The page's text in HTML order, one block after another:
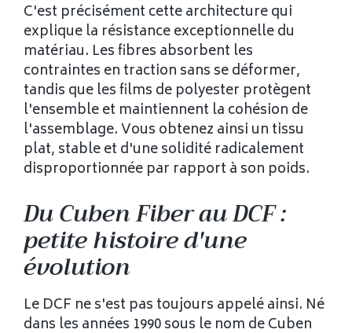
C'est précisément cette architecture qui
explique la résistance exceptionnelle du
matériau. Les fibres absorbent les
contraintes en traction sans se déformer,
tandis que les films de polyester protègent
l'ensemble et maintiennent la cohésion de
l'assemblage. Vous obtenez ainsi un tissu
plat, stable et d'une solidité radicalement
disproportionnée par rapport à son poids.
Du Cuben Fiber au DCF :
petite histoire d'une
évolution
Le DCF ne s'est pas toujours appelé ainsi. Né
dans les années 1990 sous le nom de Cuben